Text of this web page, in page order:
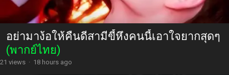
อย่ามาง้อให้คืนดีสามีขี้หึงคนนี้เอาใจยากสุดๆ
(พากย์ไทย)
21 views · 18 hours ago